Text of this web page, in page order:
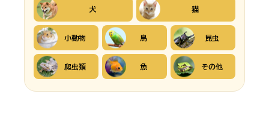
犬 猫
小動物 鳥 昆虫
爬虫類 魚 その他